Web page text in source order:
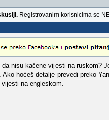
Registrovanim korisnicima se
nisu kačene vijesti na ruskom?
hoćeš detalje prevedi preko
na engleskom.